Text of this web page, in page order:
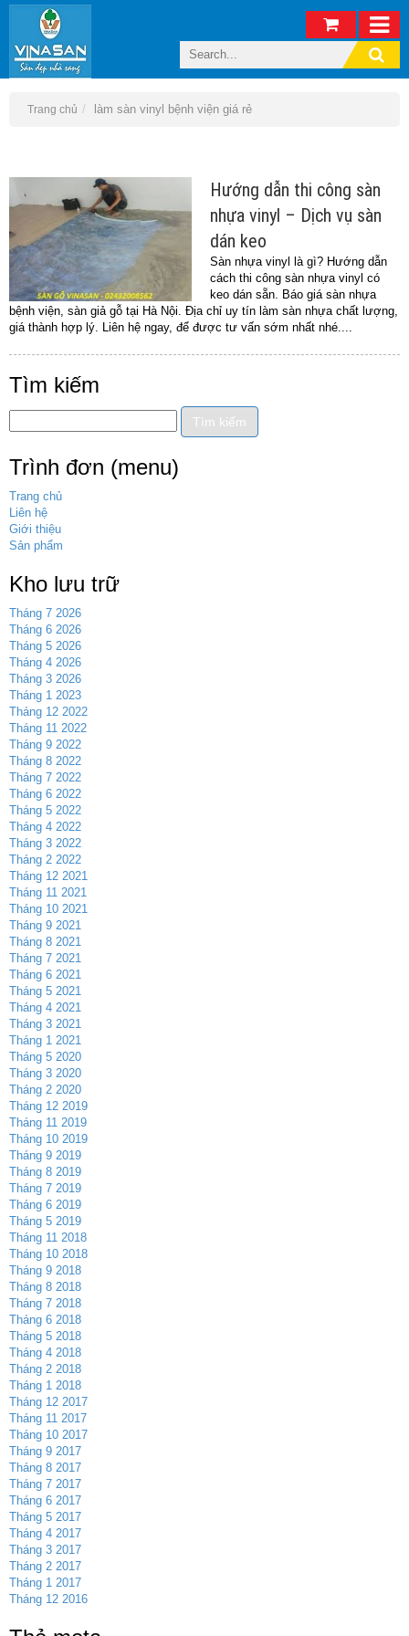
Trang chủ làm sàn vinyl bệnh viện giá rẻ
Hướng dẫn thi công sàn
nhựa vinyl – Dịch vụ sàn
dán keo
Sàn nhựa vinyl là gì? Hướng dẫn
cách thi công sàn nhựa vinyl có
keo dán sẵn. Báo giá sàn nhựa
bệnh viện, sàn giả gỗ tại Hà Nội. Địa chỉ uy tín làm sàn nhựa chất lượng,
giá thành hợp lý. Liên hệ ngay, để được tư vấn sớm nhất nhé....
Tìm kiếm
Trình đơn (menu)
Trang chủ
Liên hệ
Giới thiệu
Sản phẩm
Kho lưu trữ
Tháng 7 2026
Tháng 6 2026
Tháng 5 2026
Tháng 4 2026
Tháng 3 2026
Tháng 1 2023
Tháng 12 2022
Tháng 11 2022
Tháng 9 2022
Tháng 8 2022
Tháng 7 2022
Tháng 6 2022
Tháng 5 2022
Tháng 4 2022
Tháng 3 2022
Tháng 2 2022
Tháng 12 2021
Tháng 11 2021
Tháng 10 2021
Tháng 9 2021
Tháng 8 2021
Tháng 7 2021
Tháng 6 2021
Tháng 5 2021
Tháng 4 2021
Tháng 3 2021
Tháng 1 2021
Tháng 5 2020
Tháng 3 2020
Tháng 2 2020
Tháng 12 2019
Tháng 11 2019
Tháng 10 2019
Tháng 9 2019
Tháng 8 2019
Tháng 7 2019
Tháng 6 2019
Tháng 5 2019
Tháng 11 2018
Tháng 10 2018
Tháng 9 2018
Tháng 8 2018
Tháng 7 2018
Tháng 6 2018
Tháng 5 2018
Tháng 4 2018
Tháng 2 2018
Tháng 1 2018
Tháng 12 2017
Tháng 11 2017
Tháng 10 2017
Tháng 9 2017
Tháng 8 2017
Tháng 7 2017
Tháng 6 2017
Tháng 5 2017
Tháng 4 2017
Tháng 3 2017
Tháng 2 2017
Tháng 1 2017
Tháng 12 2016